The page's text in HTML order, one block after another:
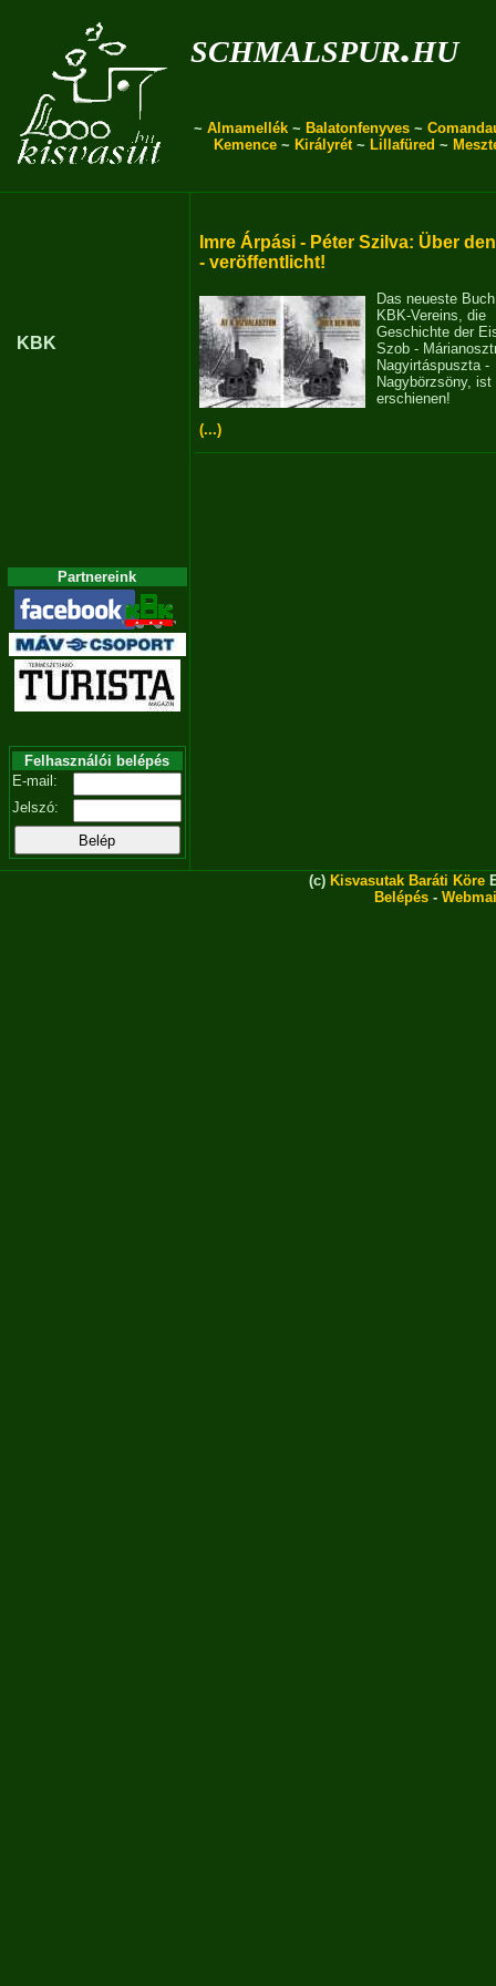
schmalspur.hu
~ Almamellék ~ Balatonfenyves ~
Kemence ~ Királyrét~ Lillafüred ~
KBK
Partnereink
Felhasználói belépés
E-mail:
Jelszó:
Imre Árpási - Péter Szilva: Über
- veröffentlicht!
Das neueste
KBK-Vereins, die
Geschichte der
Szob -
Nagyirtáspuszta -
Nagybörzsöny, ist
erschienen!
(...)
(c) Kisvasutak Baráti Köre
Belépés -